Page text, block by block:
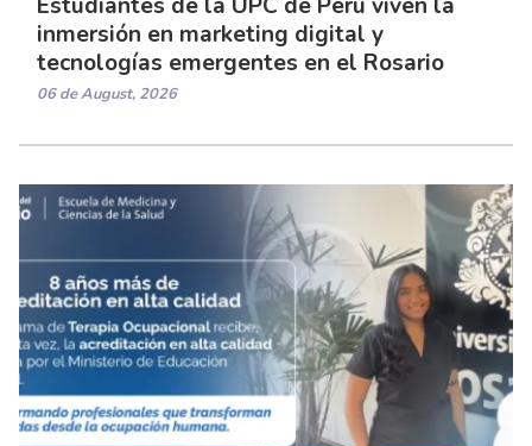
inmersión en marketing digital y
tecnologías emergentes en el Rosario
06 de August, 2026